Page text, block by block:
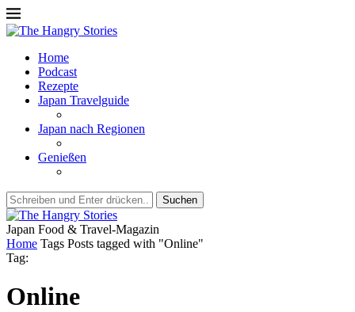
Home
Podcast
Rezepte
Japan Travelguide
Japan nach Regionen
Genießen
Suchen
Japan Food & Travel-Magazin
Home Tags Posts tagged with "Online"
Tag:
Online